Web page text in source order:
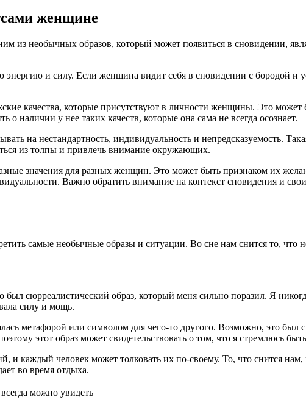
женщине
из необычных образов, который может появиться в сновидении,
и силу. Если женщина видит себя в сновидении с бородой и
качества, которые присутствуют в личности женщины. Это может
наличии у нее таких качеств, которые она сама не всегда осознает.
на нестандартность, индивидуальность и непредсказуемость.
из толпы и привлечь внимание окружающих.
значения для разных женщин. Это может быть признаком их
Важно обратить внимание на контекст сновидения и
самые необычные образы и ситуации. Во сне нам снится то, что
сюрреалистический образ, который меня сильно поразил. Я
силу и мощь.
метафорой или символом для чего-то другого. Возможно, это был
этот образ может свидетельствовать о том, что я стремлюсь
и каждый человек может толковать их по-своему. То, что снится
во время отдыха.
можно увидеть